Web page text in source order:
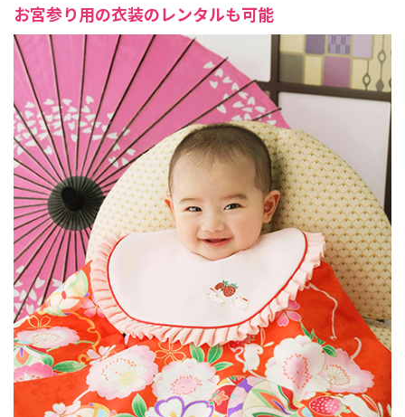
お宮参り用の衣装のレンタルも可能